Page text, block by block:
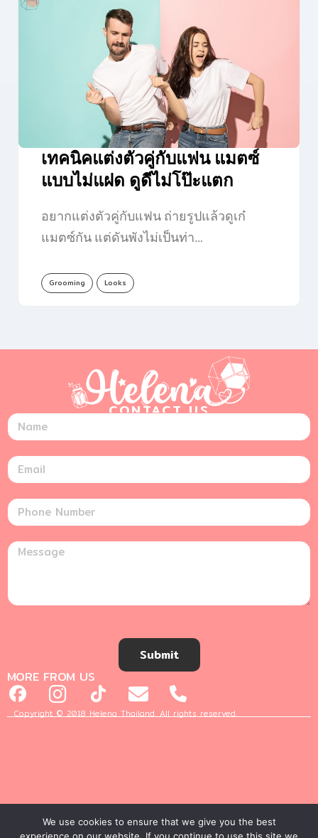
เทคนิคแต่งตัวคู่กับแฟน แมตซ์
แบบไม่แฝด ดูดีไม่โป๊ะแตก
อยากแต่งตัวคู่กับแฟน ถ่ายรูปแล้วดูเก๋
แมตซ์กัน แต่ดันพังไม่เป็นท่า…
Grooming Looks
CONTACT US
Submit
MORE FROM US
Copyright © 2018 Helena Thailand. All rights reserved.
We use cookies to ensure that we give you the best